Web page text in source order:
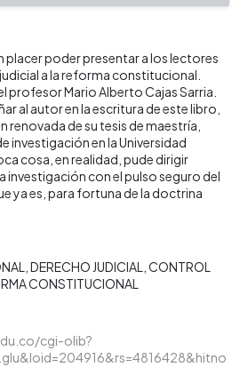
placer poder presentar a los lectores
a la reforma constitucional.
Mario Alberto Cajas Sarria.
al autor en la escritura de este libro,
renovada de su tesis de maestría,
investigación en la Universidad
cosa, en realidad, pude dirigir
investigación con el pulso seguro del
ya es, para fortuna de la doctrina
DERECHO JUDICIAL
CONTROL
CONSTITUCIONAL
cgi-olib?